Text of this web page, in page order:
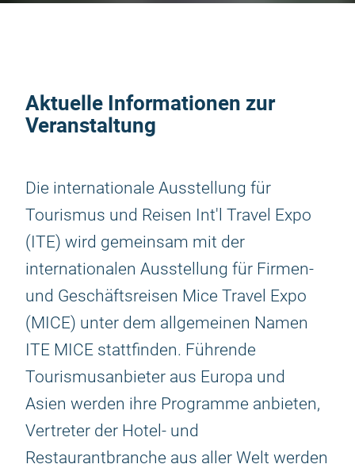
Aktuelle Informationen zur
Veranstaltung
Die internationale Ausstellung für
Tourismus und Reisen Int'l Travel Expo
(ITE) wird gemeinsam mit der
internationalen Ausstellung für Firmen-
und Geschäftsreisen Mice Travel Expo
(MICE) unter dem allgemeinen Namen
ITE MICE stattfinden. Führende
Tourismusanbieter aus Europa und
Asien werden ihre Programme anbieten,
Vertreter der Hotel- und
Restaurantbranche aus aller Welt werden